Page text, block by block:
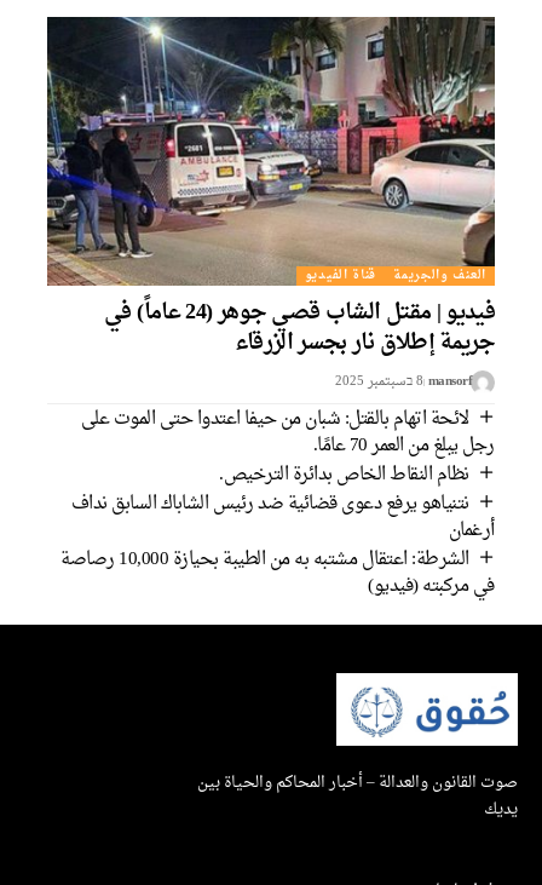
العنف والجريمة قناة الفيديو
فيديو | مقتل الشاب قصي جوهر (24 عاماً) في
جريمة إطلاق نار بجسر الزرقاء
mansorf 8 בسبتمبر 2025
لائحة اتهام بالقتل: شبان من حيفا اعتدوا حتى الموت على
رجل يبلغ من العمر 70 عامًا.
نظام النقاط الخاص بدائرة الترخيص.
نتنياهو يرفع دعوى قضائية ضد رئيس الشاباك السابق نداف
أرغمان
الشرطة: اعتقال مشتبه به من الطيبة بحيازة 10,000 رصاصة
في مركبته (فيديو)
صوت القانون والعدالة – أخبار المحاكم والحياة بين
يديك